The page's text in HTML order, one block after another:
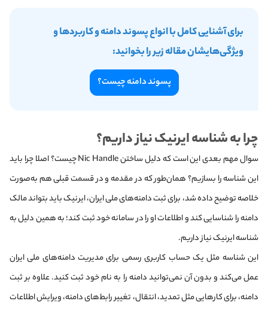
برای آشنایی کامل با انواع پسوند دامنه و کاربردها و
ویژگی‌هایشان مقاله زیر را بخوانید:
پسوند دامنه چیست؟
چرا به شناسه ایرنیک نیاز داریم؟
سوال مهم بعدی این است که دلیل ساختن Nic Handle چیست؟ اصلا چرا باید
این شناسه را بسازیم؟ همان‌طور که در مقدمه و در قسمت قبلی هم به‌صورت
خلاصه توضیح داده شد، برای ثبت دامنه‌های ملی ایران، ایرنیک باید بتواند مالک
دامنه را شناسایی کند و اطلاعات او را در سامانه خود ثبت کند؛ به همین دلیل به
شناسه ایرنیک نیاز داریم.
این شناسه مثل یک حساب کاربری رسمی برای مدیریت دامنه‌های ملی ایران
عمل می‌کند و بدون آن نمی‌توانید دامنه را به نام خود ثبت کنید. علاوه بر ثبت
دامنه، برای کارهایی مثل تمدید، انتقال، تغییر رابط‌های دامنه، ویرایش اطلاعات